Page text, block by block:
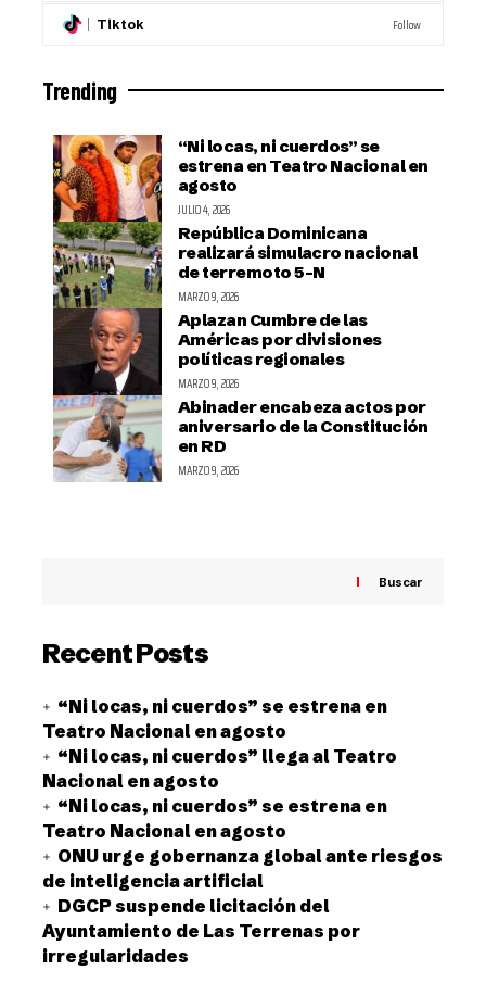
Tiktok Follow
Trending
“Ni locas, ni cuerdos” se
estrena en Teatro Nacional en
agosto
JULIO 4, 2026
República Dominicana
realizará simulacro nacional
de terremoto 5-N
MARZO 9, 2026
Aplazan Cumbre de las
Américas por divisiones
políticas regionales
MARZO 9, 2026
Abinader encabeza actos por
aniversario de la Constitución
en RD
MARZO 9, 2026
Buscar
Recent Posts
“Ni locas, ni cuerdos” se estrena en
Teatro Nacional en agosto
“Ni locas, ni cuerdos” llega al Teatro
Nacional en agosto
“Ni locas, ni cuerdos” se estrena en
Teatro Nacional en agosto
ONU urge gobernanza global ante riesgos
de inteligencia artificial
DGCP suspende licitación del
Ayuntamiento de Las Terrenas por
irregularidades